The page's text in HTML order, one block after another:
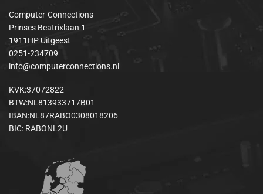
Computer-Connections
Prinses Beatrixlaan 1
1911HP Uitgeest
0251-234709
info@computerconnections.nl
KVK:37072822
BTW:NL813933717B01
IBAN:NL87RABO0308018206
BIC: RABONL2U